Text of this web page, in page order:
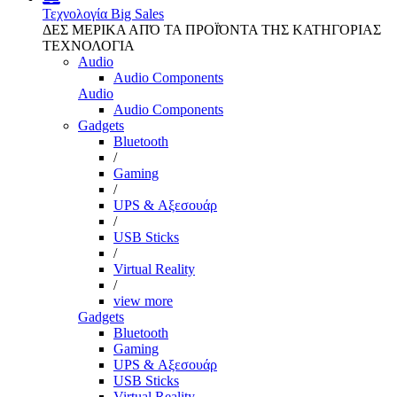
Τεχνολογία Big Sales
ΔΕΣ ΜΕΡΙΚΑ ΑΠΌ ΤΑ ΠΡΟΪΌΝΤΑ ΤΗΣ ΚΑΤΗΓΟΡΙΑΣ
ΤΕΧΝΟΛΟΓΙΑ
Audio
Audio Components
Audio
Audio Components
Gadgets
Bluetooth
/
Gaming
/
UPS & Αξεσουάρ
/
USB Sticks
/
Virtual Reality
/
view more
Gadgets
Bluetooth
Gaming
UPS & Αξεσουάρ
USB Sticks